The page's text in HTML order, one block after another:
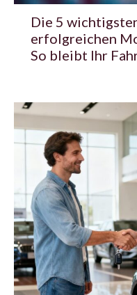
Die 5
erfolgreichen
So bleibt Ihr